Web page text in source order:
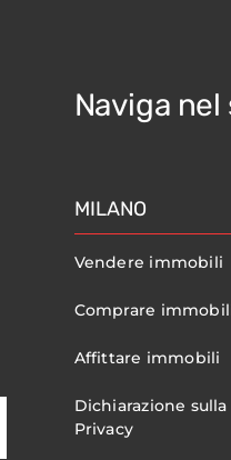
Naviga nel
MILANO
Vendere immobili
Comprare
Affittare immobili
Dichiarazione sulla
Privacy